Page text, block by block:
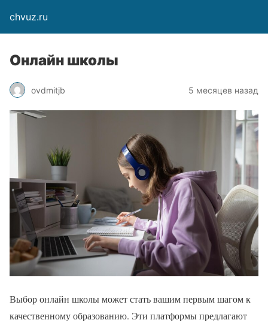
chvuz.ru
Онлайн школы
ovdmitjb 5 месяцев назад
Выбор онлайн школы может стать вашим первым шагом к
качественному образованию. Эти платформы предлагают